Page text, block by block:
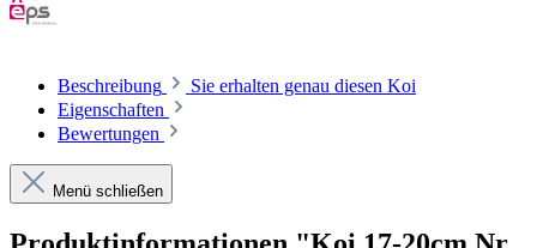
Beschreibung
Sie erhalten genau diesen Koi
Eigenschaften
Bewertungen
Menü schließen